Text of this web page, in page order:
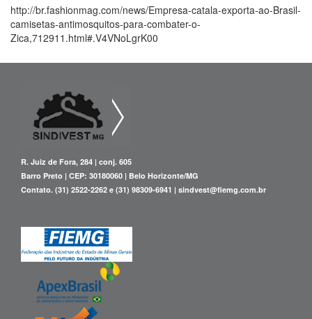
Convenções
Convenções – Grande BH
SINDIVESTMG e SOAC BH-RM
SINDIVESTMG e SOAC LEOPOLDINA e Região
SINDIVESTMG e STICCEP
SINDIVESTMG e FETIVESTMG
SINDIVESTMG e SOAC DIVINÓPOLIS e Região
Talentos | Empregos
Revista
Loja Conceito no Minas Trend 2015
Fale Conosco
http://br.fashionmag.com/news/Empresa-catala-exporta-ao-Brasil-
camisetas-antimosquitos-para-combater-o-
Zica,712911.html#.V4VNoLgrK00
R. Juiz de Fora, 284 | conj. 605
Barro Preto | CEP: 30180060 | Belo Horizonte/MG
Contato. (31) 2522-2262 e (31) 98309-6941 | sindvest@fiemg.com.br